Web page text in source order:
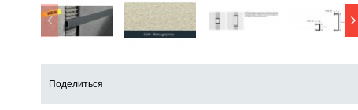
Поделиться